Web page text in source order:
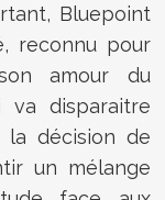
Bluepoint
reconnu pour
amour du
va disparaitre
la décision de
un mélange